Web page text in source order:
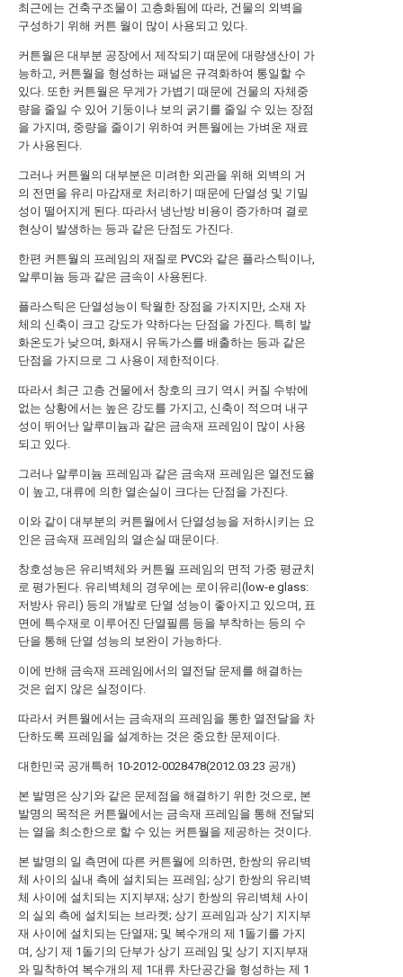
최근에는 건축구조물이 고층화됨에 따라, 건물의 외벽을
구성하기 위해 커튼 월이 많이 사용되고 있다.
커튼월은 대부분 공장에서 제작되기 때문에 대량생산이 가
능하고, 커튼월을 형성하는 패널은 규격화하여 통일할 수
있다. 또한 커튼월은 무게가 가볍기 때문에 건물의 자체중
량을 줄일 수 있어 기둥이나 보의 굵기를 줄일 수 있는 장점
을 가지며, 중량을 줄이기 위하여 커튼월에는 가벼운 재료
가 사용된다.
그러나 커튼월의 대부분은 미려한 외관을 위해 외벽의 거
의 전면을 유리 마감재로 처리하기 때문에 단열성 및 기밀
성이 떨어지게 된다. 따라서 냉난방 비용이 증가하며 결로
현상이 발생하는 등과 같은 단점도 가진다.
한편 커튼월의 프레임의 재질로 PVC와 같은 플라스틱이나,
알루미늄 등과 같은 금속이 사용된다.
플라스틱은 단열성능이 탁월한 장점을 가지지만, 소재 자
체의 신축이 크고 강도가 약하다는 단점을 가진다. 특히 발
화온도가 낮으며, 화재시 유독가스를 배출하는 등과 같은
단점을 가지므로 그 사용이 제한적이다.
따라서 최근 고층 건물에서 창호의 크기 역시 커질 수밖에
없는 상황에서는 높은 강도를 가지고, 신축이 적으며 내구
성이 뛰어난 알루미늄과 같은 금속재 프레임이 많이 사용
되고 있다.
그러나 알루미늄 프레임과 같은 금속재 프레임은 열전도율
이 높고, 대류에 의한 열손실이 크다는 단점을 가진다.
이와 같이 대부분의 커튼월에서 단열성능을 저하시키는 요
인은 금속재 프레임의 열손실 때문이다.
창호성능은 유리벽체와 커튼월 프레임의 면적 가중 평균치
로 평가된다. 유리벽체의 경우에는 로이유리(low-e glass:
저방사 유리) 등의 개발로 단열 성능이 좋아지고 있으며, 표
면에 특수재로 이루어진 단열필름 등을 부착하는 등의 수
단을 통해 단열 성능의 보완이 가능하다.
이에 반해 금속재 프레임에서의 열전달 문제를 해결하는
것은 쉽지 않은 실정이다.
따라서 커튼월에서는 금속재의 프레임을 통한 열전달을 차
단하도록 프레임을 설계하는 것은 중요한 문제이다.
대한민국 공개특허 10-2012-0028478(2012.03.23 공개)
본 발명은 상기와 같은 문제점을 해결하기 위한 것으로, 본
발명의 목적은 커튼월에서는 금속재 프레임을 통해 전달되
는 열을 최소한으로 할 수 있는 커튼월을 제공하는 것이다.
본 발명의 일 측면에 따른 커튼월에 의하면, 한쌍의 유리벽
체 사이의 실내 측에 설치되는 프레임; 상기 한쌍의 유리벽
체 사이에 설치되는 지지부재; 상기 한쌍의 유리벽체 사이
의 실외 측에 설치되는 브라켓; 상기 프레임과 상기 지지부
재 사이에 설치되는 단열재; 및 복수개의 제 1돌기를 가지
며, 상기 제 1돌기의 단부가 상기 프레임 및 상기 지지부재
와 밀착하여 복수개의 제 1대류 차단공간을 형성하는 제 1